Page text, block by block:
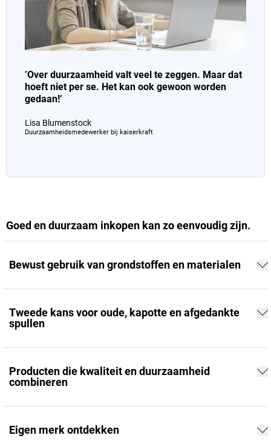
’Over duurzaamheid valt veel te zeggen. Maar dat
hoeft niet per se. Het kan ook gewoon worden
gedaan!’
Lisa Blumenstock
Duurzaamheidsmedewerker bij kaiserkraft
Goed en duurzaam inkopen kan zo eenvoudig zijn.
Bewust gebruik van grondstoffen en materialen
Tweede kans voor oude, kapotte en afgedankte
spullen
Producten die kwaliteit en duurzaamheid
combineren
Eigen merk ontdekken